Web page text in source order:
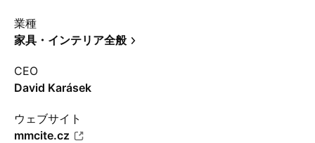
業種
家具・インテリア全般
CEO
David Karásek
ウェブサイト
mmcite.cz